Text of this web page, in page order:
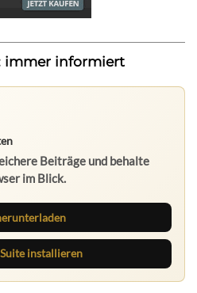
immer informiert
Beiträge und behalte
im Blick.
installieren